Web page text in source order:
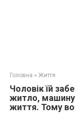
Головна » Життя
Чоловік їй
житло, машину,
життя. Тому